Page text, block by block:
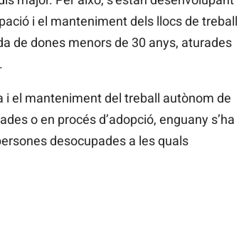
i el manteniment dels llocs de treball
de dones menors de 30 anys, aturades
i el manteniment del treball autònom de
o en procés d’adopció, enguany s’ha
desocupades a les quals